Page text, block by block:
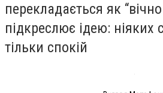
перекладається як
підкреслює ідею: ніяких
тільки спокій